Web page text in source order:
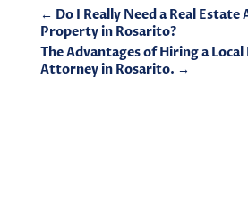
← Do I Really Need a Real
Property in Rosarito?
The Advantages of Hiring a Local
Attorney in Rosarito. →